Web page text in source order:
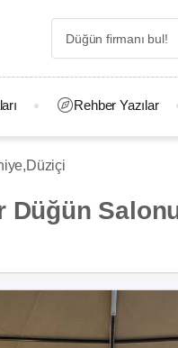
Rehber Yazılar
Düziçi
Düğün